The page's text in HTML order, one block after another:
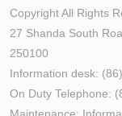
Copyright All Rights
27 Shanda South
250100
Information desk:
On Duty Telephone:
Maintenance: